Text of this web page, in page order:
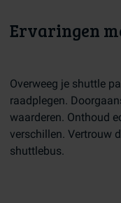
Ervaringen
Overweeg je shuttle
raadplegen.
waarderen. Onthoud
verschillen. Vertrouw
shuttlebus.